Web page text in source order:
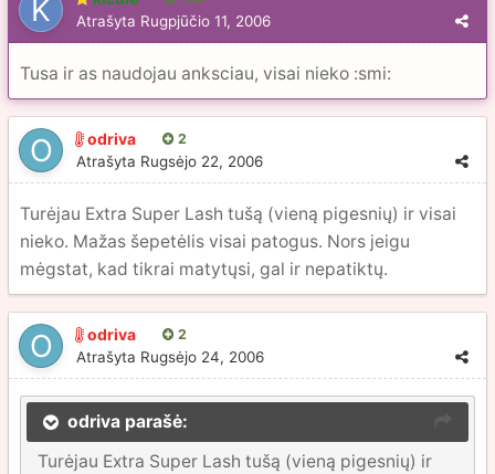
Atrašyta Rugpjūčio 11, 2006
Tusa ir as naudojau anksciau, visai nieko :smi:
odriva 2
Atrašyta Rugsėjo 22, 2006
Turėjau Extra Super Lash tušą (vieną pigesnių) ir visai
nieko. Mažas šepetėlis visai patogus. Nors jeigu
mėgstat, kad tikrai matytųsi, gal ir nepatiktų.
odriva 2
Atrašyta Rugsėjo 24, 2006
odriva parašė:
Turėjau Extra Super Lash tušą (vieną pigesnių) ir